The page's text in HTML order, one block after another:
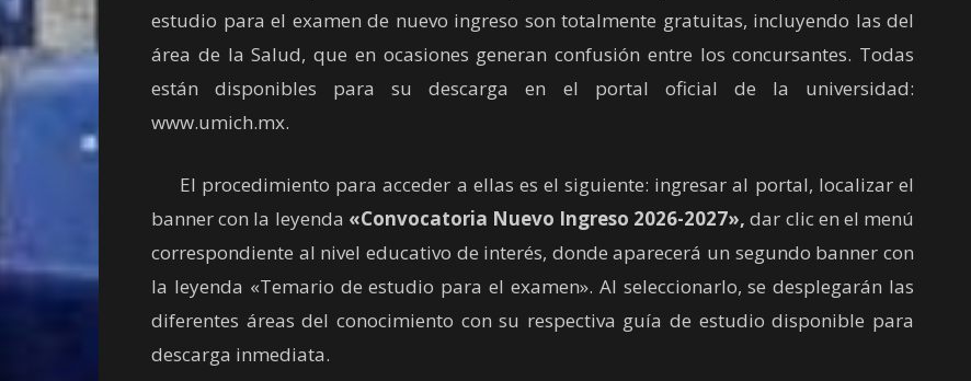
estudio para el examen de nuevo ingreso son totalmente gratuitas, incluyendo las del
área de la Salud, que en ocasiones generan confusión entre los concursantes. Todas
están disponibles para su descarga en el portal oficial de la universidad:
www.umich.mx.
El procedimiento para acceder a ellas es el siguiente: ingresar al portal, localizar el
banner con la leyenda «Convocatoria Nuevo Ingreso 2026-2027», dar clic en el menú
correspondiente al nivel educativo de interés, donde aparecerá un segundo banner con
la leyenda «Temario de estudio para el examen». Al seleccionarlo, se desplegarán las
diferentes áreas del conocimiento con su respectiva guía de estudio disponible para
descarga inmediata.